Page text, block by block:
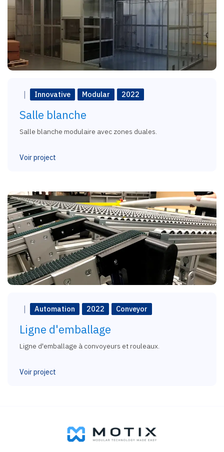
Innovative Modular 2022
Salle blanche
Salle blanche modulaire avec zones duales.
Voir project
Automation 2022 Conveyor
Ligne d'emballage
Ligne d'emballage à convoyeurs et rouleaux.
Voir project